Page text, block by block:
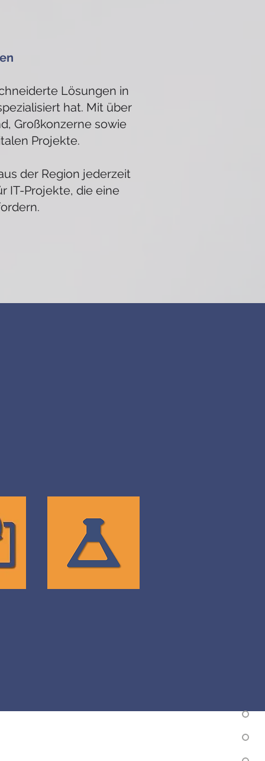
Lösungen in
hat. Mit über
Großkonzerne sowie
Projekte.
der Region jederzeit
IT-Projekte, die eine